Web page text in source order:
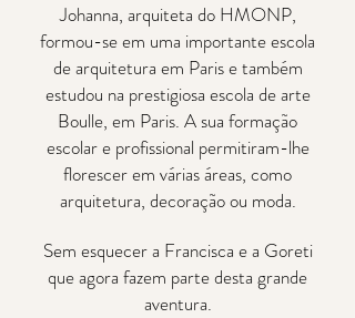
Johanna, arquiteta do HMONP,
formou-se em uma importante escola
de arquitetura em Paris e também
estudou na prestigiosa escola de arte
Boulle, em Paris. A sua formação
escolar e profissional permitiram-lhe
florescer em várias áreas, como
arquitetura, decoração ou moda.
Sem esquecer a Francisca e a Goreti
que agora fazem parte desta grande
aventura.